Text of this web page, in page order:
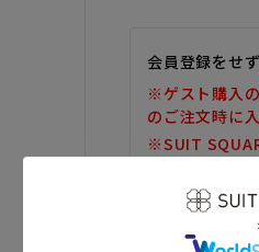
会員登録をせ
※ゲスト購入
のご注文時に
※SUIT
また、ゲスト
しかねます。
※購入履歴の
だけません。